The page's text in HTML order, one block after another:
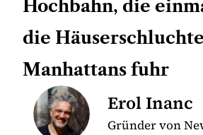
Hochbahn, die
die
Manhattans fuhr
Erol Inanc
Gründer von